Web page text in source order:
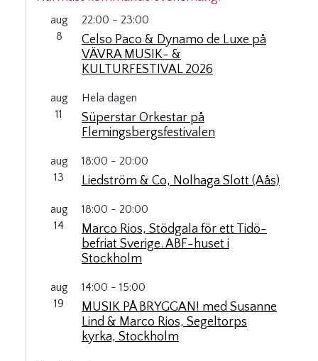
aug
8
22:00 - 23:00
Celso Paco & Dynamo de Luxe på
VÄVRA MUSIK- &
KULTURFESTIVAL 2026
aug
11
Hela dagen
Süperstar Orkestar på
Flemingsbergsfestivalen
aug
13
18:00 - 20:00
Liedström & Co, Nolhaga Slott (Aås)
aug
14
18:00 - 20:00
Marco Rios, Stödgala för ett Tidö-
befriat Sverige. ABF-huset i
Stockholm
aug
19
14:00 - 15:00
MUSIK PÅ BRYGGAN! med Susanne
Lind & Marco Rios, Segeltorps
kyrka, Stockholm